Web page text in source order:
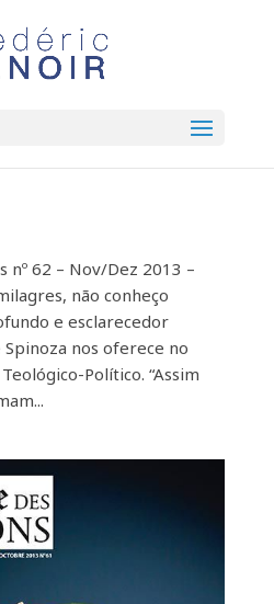
nº 62 – Nov/Dez 2013 –
não conheço
e esclarecedor
nos oferece no
Político. “Assim